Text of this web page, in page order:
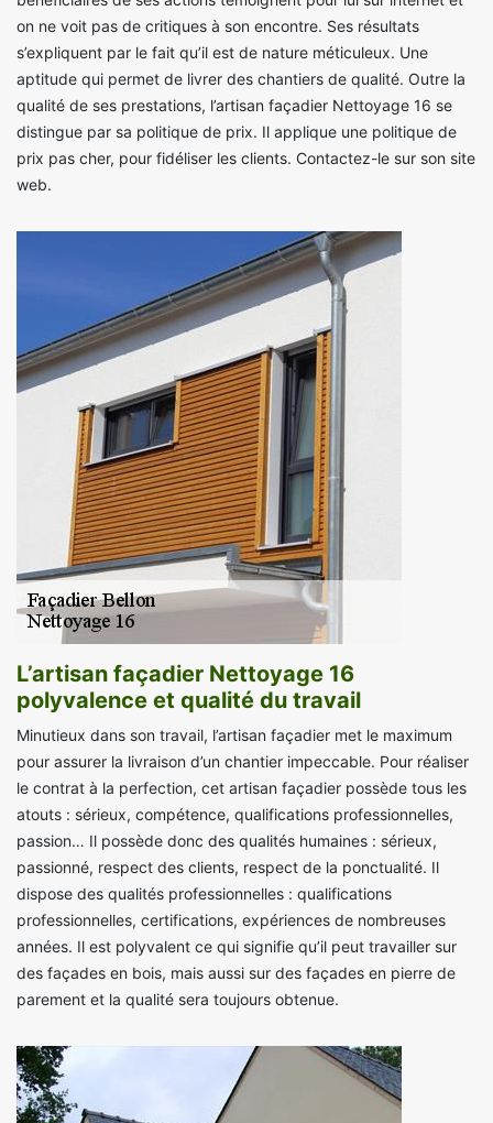
on ne voit pas de critiques à son encontre. Ses résultats
s’expliquent par le fait qu’il est de nature méticuleux. Une
aptitude qui permet de livrer des chantiers de qualité. Outre la
qualité de ses prestations, l’artisan façadier Nettoyage 16 se
distingue par sa politique de prix. Il applique une politique de
prix pas cher, pour fidéliser les clients. Contactez-le sur son site
web.
L’artisan façadier Nettoyage 16
polyvalence et qualité du travail
Minutieux dans son travail, l’artisan façadier met le maximum
pour assurer la livraison d’un chantier impeccable. Pour réaliser
le contrat à la perfection, cet artisan façadier possède tous les
atouts : sérieux, compétence, qualifications professionnelles,
passion… Il possède donc des qualités humaines : sérieux,
passionné, respect des clients, respect de la ponctualité. Il
dispose des qualités professionnelles : qualifications
professionnelles, certifications, expériences de nombreuses
années. Il est polyvalent ce qui signifie qu’il peut travailler sur
des façades en bois, mais aussi sur des façades en pierre de
parement et la qualité sera toujours obtenue.